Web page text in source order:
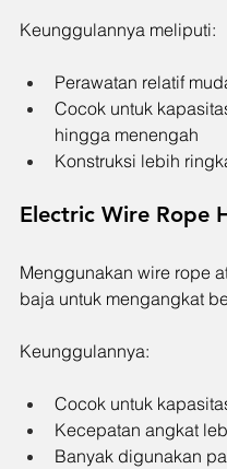
Keunggulannya meliputi:
Perawatan relatif
Cocok untuk
hingga menengah
Konstruksi lebih
Electric Wire Rope
Menggunakan wire rope
baja untuk mengangkat
Keunggulannya:
Cocok untuk
Kecepatan angkat
Banyak digunakan